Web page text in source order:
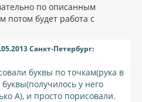
по описанным
потом будет работа с
Санкт-Петербург:
буквы по точкам(рука в
у него
А), и просто порисовали.